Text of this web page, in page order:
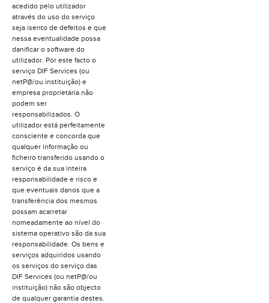
acedido pelo utilizador
através do uso do serviço
seja isento de defeitos e que
nessa eventualidade possa
danificar o software do
utilizador. Por este facto o
serviço DIF Services (ou
netP@/ou instituição) e
empresa proprietária não
podem ser
responsabilizados. O
utilizador está perfeitamente
consciente e concorda que
qualquer informação ou
ficheiro transferido usando o
serviço é da sua inteira
responsabilidade e risco e
que eventuais danos que a
transferência dos mesmos
possam acarretar
nomeadamente ao nível do
sistema operativo são da sua
responsabilidade. Os bens e
serviços adquiridos usando
os serviços do serviço das
DIF Services (ou netP@/ou
instituição) não são objecto
de qualquer garantia destes.